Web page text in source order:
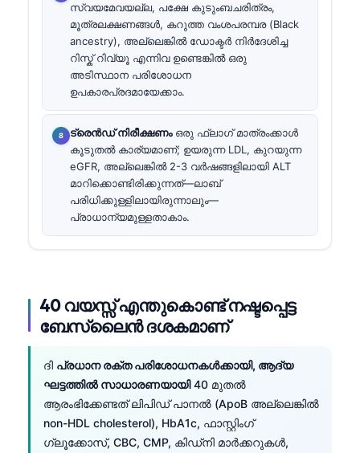
സ്വയമേവയല്ല, പക്ഷേ കുടുംബചരിത്രം,
മൂത്രലക്ഷണങ്ങൾ, കറുത്ത വംശപരമ്പര (Black
ancestry), അല്ലെങ്കിൽ ഡോക്ടർ നിർദേശിച്ച
റിസ്ക് റിവ്യൂ എന്നിവ ഉണ്ടെങ്കിൽ ഒരു
അടിസ്ഥാന പരിശോധന
ഉപകാരപ്രദമായേക്കാം.
ട്രെൻഡ് നിരീക്ഷണംഒരു ഫ്ലാഗ് മാത്രംക്കാൾ
കൂടുതൽ കാര്യമാണ്; ഉയരുന്ന LDL, കുറയുന്ന
eGFR, അല്ലെങ്കിൽ 2-3 വർഷങ്ങളിലായി ALT
മാറിക്കൊണ്ടിരിക്കുന്നത്—ലാബ്
പരിധിക്കുള്ളിലായിരുന്നാലും—
പ്രാധാന്യമുള്ളതാകാം.
40 വയസ്സ് എന്തുകൊണ്ട് നഷ്ടപ്പെട്ട
ബേസ്ലൈൻ ദശകമാണ്
ദി പ്രധാന രക്ത പരിശോധനകൾക്കായി, ആദ്യ
ഘട്ടത്തിൽ സാധാരണയായി40 മുതൽ
ആരംഭിക്കേണ്ടത് ലിപിഡ് പാനൽ (ApoB അല്ലെങ്കിൽ
non-HDL cholesterol), HbA1c, ഫാസ്റ്റിംഗ്
ഗ്ലൂക്കോസ്, CBC, CMP, കിഡ്നി മാർക്കറുകൾ,